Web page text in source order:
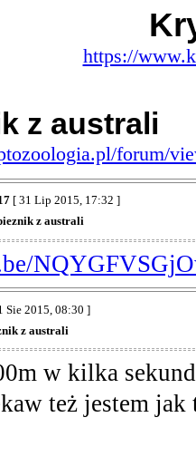
https://
z australi
forum/
[ 31 Lip 2015, 17:32 ]
z australi
Sie 2015, 08:30 ]
z australi
w kilka
też jestem